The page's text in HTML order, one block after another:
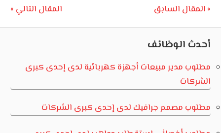
تصفّح
المقالات
Previous
المقال السابق
Next
المقال التالي
أحدث الوظائف
مطلوب مدير مبيعات أجهزة كهربائية لدى إحدى كبرى
الشركات
مطلوب مصمم جرافيك لدى إحدى كبرى الشركات